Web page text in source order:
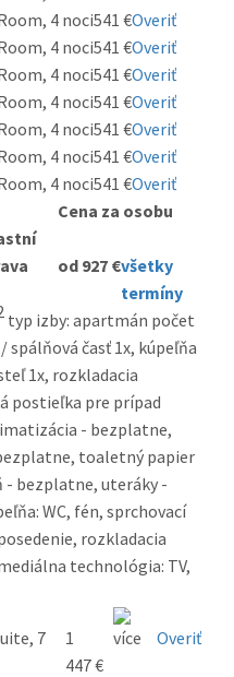
4 noci541 €Overiť
4 noci541 €Overiť
4 noci541 €Overiť
4 noci541 €Overiť
4 noci541 €Overiť
4 noci541 €Overiť
4 noci541 €Overiť
Cena za osobu
od 927 €všetky
termíny
typ izby: apartmán počet
spálňová časť 1x, kúpeľňa
1x, rozkladacia
postieľka pre prípad
- bezplatne,
toaletný papier
bezplatne, uteráky -
WC, fén, sprchovací
rozkladacia
technológia: TV,
7
1
447 €
Overiť